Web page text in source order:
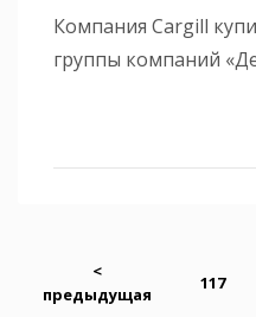
Компания Cargill
группы компаний
<
предыдущая
117